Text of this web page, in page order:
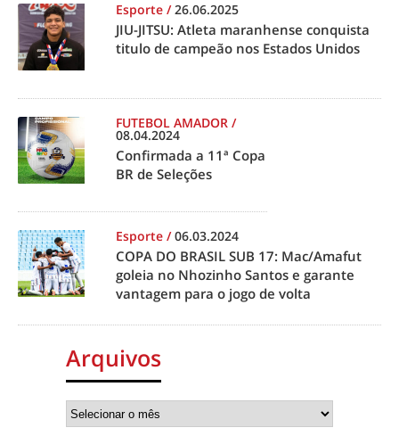
Esporte /26.06.2025
JIU-JITSU: Atleta maranhense conquista
titulo de campeão nos Estados Unidos
FUTEBOL AMADOR /
08.04.2024
Confirmada a 11ª Copa
BR de Seleções
Esporte /06.03.2024
COPA DO BRASIL SUB 17: Mac/Amafut
goleia no Nhozinho Santos e garante
vantagem para o jogo de volta
Arquivos